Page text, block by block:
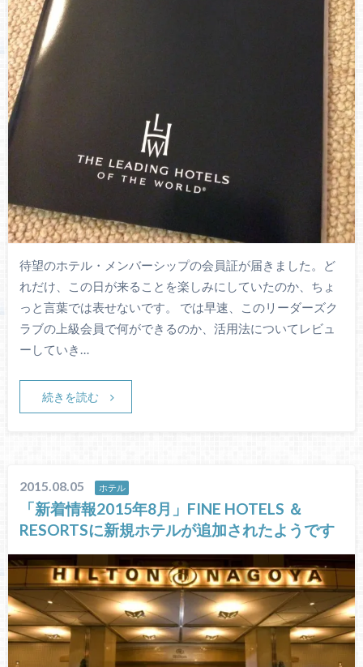
待望のホテル・メンバーシップの会員証が届きました。ど
れだけ、この日が来ることを楽しみにしていたのか、ちょ
っと言葉では表せないです。 では早速、このリーダーズク
ラブの上級会員で何ができるのか、活用法についてレビュ
ーしていき…
続きを読む
2015.08.05 ホテル
「新着情報2015年8月」FINE HOTELS ＆
RESORTSに新規ホテルが追加されたようです